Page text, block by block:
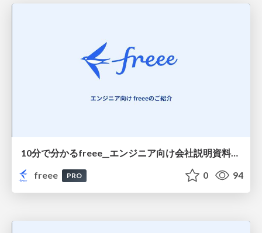
10分で分かるfreee__エンジニア向け会社説明資料/freee in 10 Minutes Company Overview for Engineers
freee
PRO 0 94